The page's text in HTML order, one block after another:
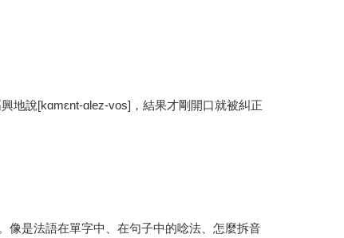
地說[kɑmɛnt-ɑlez-vos]，結果才剛開口就被糾正
像是法語在單字中、在句子中的唸法、怎麼拆音